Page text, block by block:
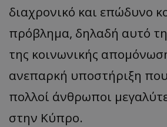
διαχρονικό και επώδυνο
πρόβλημα, δηλαδή αυτό
της κοινωνικής
ανεπαρκή υποστήριξη
πολλοί άνθρωποι
στην Κύπρο.